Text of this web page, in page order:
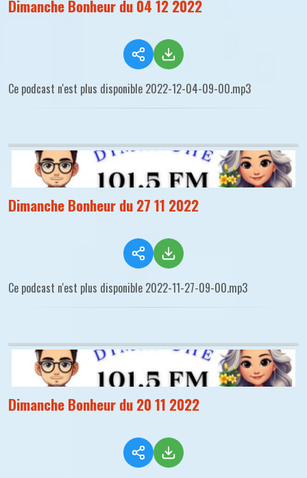
Dimanche Bonheur du 04 12 2022
Ce podcast n'est plus disponible 2022-12-04-09-00.mp3
Dimanche Bonheur du 27 11 2022
Ce podcast n'est plus disponible 2022-11-27-09-00.mp3
Dimanche Bonheur du 20 11 2022